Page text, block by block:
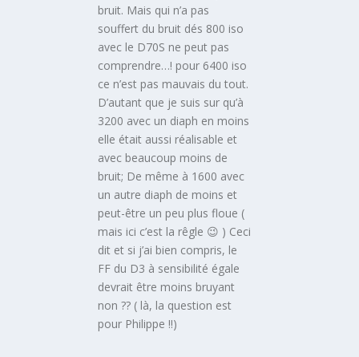
bruit. Mais qui n’a pas
souffert du bruit dés 800 iso
avec le D70S ne peut pas
comprendre…! pour 6400 iso
ce n’est pas mauvais du tout.
D’autant que je suis sur qu’à
3200 avec un diaph en moins
elle était aussi réalisable et
avec beaucoup moins de
bruit; De même à 1600 avec
un autre diaph de moins et
peut-être un peu plus floue (
mais ici c’est la rêgle 😉 ) Ceci
dit et si j’ai bien compris, le
FF du D3 à sensibilité égale
devrait être moins bruyant
non ?? ( là, la question est
pour Philippe !!)